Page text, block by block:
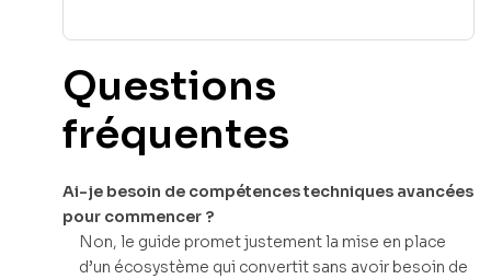
Questions
fréquentes
Ai-je besoin de compétences techniques avancées
pour commencer ?
Non, le guide promet justement la mise en place
d’un écosystème qui convertit sans avoir besoin de